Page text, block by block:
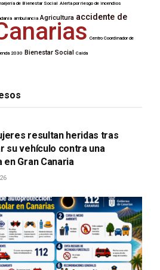
de Bienestar Social Alerta por riesgo de incendios
ambulancia Agricultura accidente de
Centro Coordinador de
2030 Bienestar Social Caída
resultan heridas tras
su vehículo contra una
en Gran Canaria